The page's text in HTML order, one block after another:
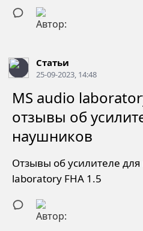
Статьи
25-09-2023, 14:48
MS audio
отзывы об
наушников
Отзывы об усилителе
laboratory FHA 1.5